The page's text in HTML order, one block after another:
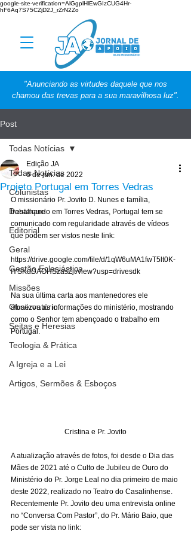
google-site-verification=AlGgplHlEwGIzCUG4Hr-
hF6Aq7S75CZjD2J_rZrN2Zo
"Anunciando as virtudes daquele que nos
chamou das trevas para a sua maravilhosa luz".
Post
Todas Notícias
Colunistas
Destaque
Editorial
Geral
Gestão Eclesiástica
Missões
Observatório
Seitas e Heresias
Teologia & Prática
A Igreja e a Lei
Artigos, Sermões & Esboços
Todas Notícias
Projeto Portugal em Torres Vedras
Edição JA
6 de jun. de 2022
O missionário Pr. Jovito D. Nunes e família,
trabalhando em Torres Vedras, Portugal tem se
comunicado com regularidade através de vídeos
que podem ser vistos neste link:
https://drive.google.com/file/d/1qW6uMA1fwT5lt0K-
IYSKuDAOHSzasZjt/view?usp=drivesdk
Na sua última carta aos mantenedores ele
atualizou as informações do ministério, mostrando
como o Senhor tem abençoado o trabalho em
Portugal.
Cristina e Pr. Jovito
A atualização através de fotos, foi desde o Dia das
Mães de 2021 até o Culto de Jubileu de Ouro do
Ministério do Pr. Jorge Leal no dia primeiro de maio
deste 2022, realizado no Teatro do Casalinhense.
Recentemente Pr. Jovito deu uma entrevista online
no “Conversa Com Pastor”, do Pr. Mário Baio, que
pode ser vista no link: